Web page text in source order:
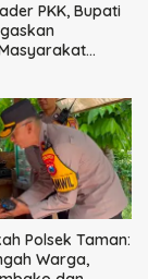
PKK, Bupati
Polsek Taman:
Warga,